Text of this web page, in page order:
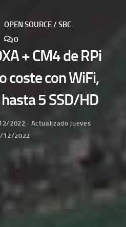
OPEN SOURCE / SBC
0
+ CM4 de RPi
coste con WiFi,
5 SSD/HD
2022 · Actualizado jueves
12/2022